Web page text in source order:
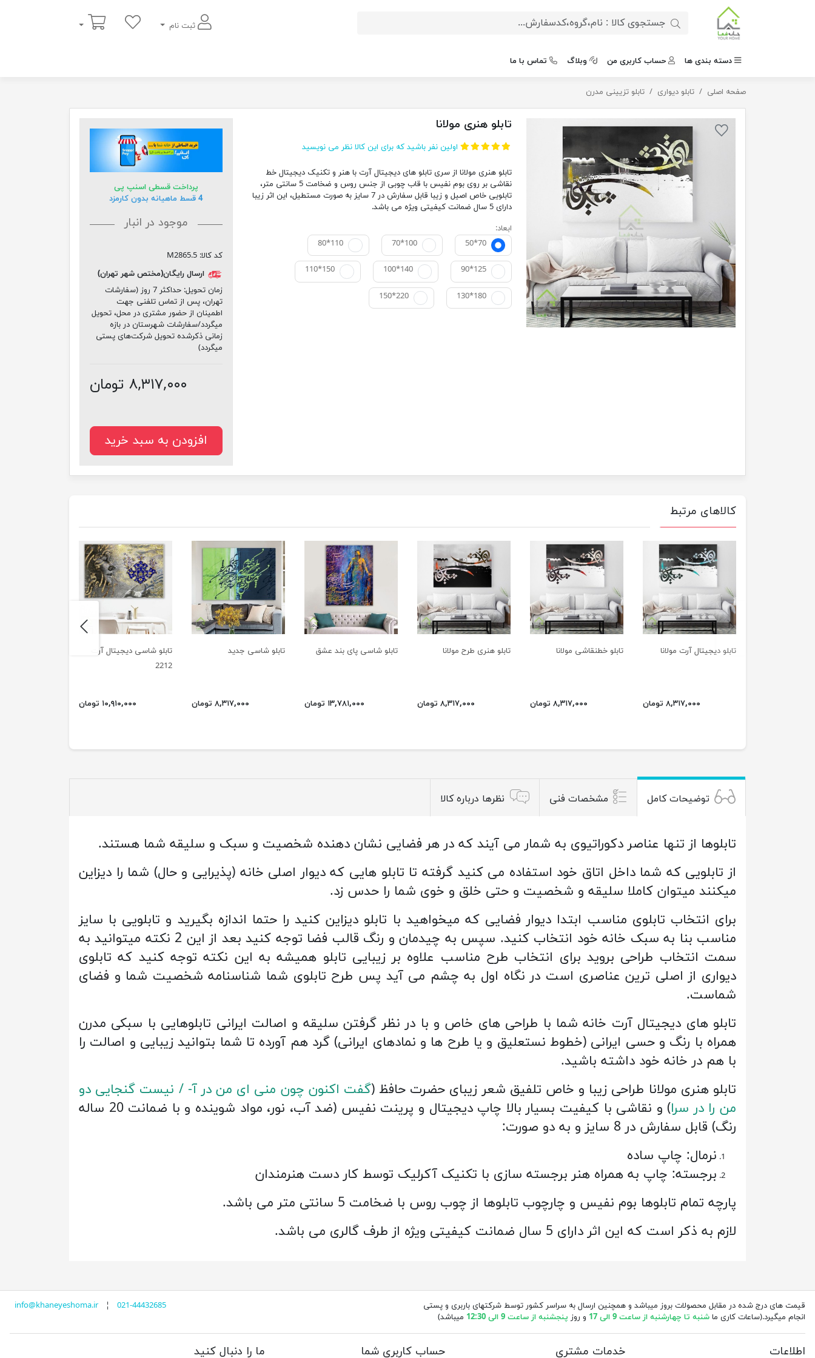
ثبت نام
سبد خرید
دسته بندی ها حساب کاربری من وبلاگ تماس با ما
صفحه اصلی تابلو دیواری تابلو تزیینی مدرن تابلو هنری مولانا
تابلو هنری مولانا
اولین نفر باشید که برای این کالا نظر می نویسید
تابلو هنری مولانا از سری تابلو های دیجیتال آرت با هنر و تکنیک دیجیتال خط
نقاشی بر روی بوم نفیس با قاب چوبی از جنس روس و ضخامت 5 سانتی متر،
تابلویی خاص اصیل و زیبا قابل سفارش در 7 سایز به صورت مستطیل، این اثر زیبا
دارای 5 سال ضمانت کیفیتی ویژه می باشد.
ابعاد:
50*70
70*100
80*110
90*125
100*140
110*150
130*180
150*220
پرداخت قسطی اسنپ پی
4 قسط ماهیانه بدون کارمزد
موجود در انبار
کد کالا: M2865.5
ارسال رایگان(مختص شهر تهران)
زمان تحویل:
حداکثر 7 روز (سفارشات
تهران، پس از تماس تلفنی جهت
اطمینان از حضور مشتری در محل، تحویل
میگردد/سفارشات شهرستان در بازه
زمانی ذکرشده تحویل شرکت‌های پستی
میگردد)
۸,۳۱۷,۰۰۰ تومان
افزودن به سبد خرید
کالاهای مرتبط
تابلو دیجیتال آرت مولانا
۸,۳۱۷,۰۰۰ تومان
تابلو خطنقاشی مولانا
۸,۳۱۷,۰۰۰ تومان
تابلو هنری طرح مولانا
۸,۳۱۷,۰۰۰ تومان
تابلو شاسی پای بند عشق
۱۳,۷۸۱,۰۰۰ تومان
تابلو شاسی جدید
۸,۳۱۷,۰۰۰ تومان
تابلو شاسی دیجیتال آرت
2212
۱۰,۹۱۰,۰۰۰ تومان
previus
next
توضیحات کامل مشخصات فنی نظرها درباره کالا
تابلوها از تنها عناصر دکوراتیوی به شمار می آیند که در هر فضایی نشان دهنده شخصیت و سبک و سلیقه شما هستند.
از تابلویی که شما داخل اتاق خود استفاده می کنید گرفته تا تابلو هایی که دیوار اصلی خانه (پذیرایی و حال) شما را دیزاین
میکنند میتوان کاملا سلیقه و شخصیت و حتی خلق و خوی شما را حدس زد.
برای انتخاب تابلوی مناسب ابتدا دیوار فضایی که میخواهید با تابلو دیزاین کنید را حتما اندازه بگیرید و تابلویی با سایز
مناسب بنا به سبک خانه خود انتخاب کنید. سپس به چیدمان و رنگ قالب فضا توجه کنید بعد از این 2 نکته میتوانید به
سمت انتخاب طراحی بروید برای انتخاب طرح مناسب علاوه بر زیبایی تابلو همیشه به این نکته توجه کنید که تابلوی
دیواری از اصلی ترین عناصری است در نگاه اول به چشم می آید پس طرح تابلوی شما شناسنامه شخصیت شما و فضای
شماست.
تابلو های دیجیتال آرت خانه شما با طراحی های خاص و با در نظر گرفتن سلیقه و اصالت ایرانی تابلوهایی با سبکی مدرن
همراه با رنگ و حسی ایرانی (خطوط نستعلیق و یا طرح ها و نمادهای ایرانی) گرد هم آورده تا شما بتوانید زیبایی و اصالت را
با هم در خانه خود داشته باشید.
تابلو هنری مولانا طراحی زیبا و خاص تلفیق شعر زیبای حضرت حافظ (گفت اکنون چون منی ای من در آ- / نیست گنجایی دو
من را در سرا
) و نقاشی با کیفیت بسیار بالا چاپ دیجیتال و پرینت نفیس (ضد آب، نور، مواد شوینده و با ضمانت 20 ساله
رنگ) قابل سفارش در 8 سایز و به دو صورت:
نرمال: چاپ ساده
برجسته: چاپ به همراه هنر برجسته سازی با تکنیک آکرلیک توسط کار دست هنرمندان
پارچه تمام تابلوها بوم نفیس و چارچوب تابلوها از چوب روس با ضخامت 5 سانتی متر می باشد.
لازم به ذکر است که این اثر دارای 5 سال ضمانت کیفیتی ویژه از طرف گالری می باشد.
قیمت های درج شده در مقابل محصولات بروز میباشد و همچنین ارسال به سراسر کشور توسط شرکتهای باربری و پستی
انجام میگیرد.(ساعات کاری ما شنبه تا چهارشنبه از ساعت 9 الی 17 و روز پنجشنبه از ساعت 9 الی 12:30 میباشد)
info@khaneyeshoma.ir¦ 021-44432685
اطلاعات خدمات مشتری حساب کاربری شما ما را دنبال کنید